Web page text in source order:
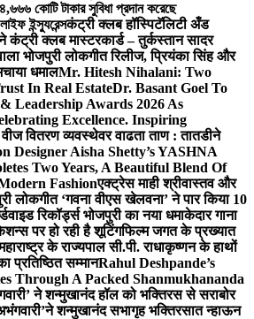
কোটি টাকার সুবিধা প্রদান করেছে
ইন্স্যুরেন্সकंट्री क्लब हॉस्पिटॅलिटी अँड
कंट्री क्लब मास्टरकार्ड – तुर्कस्तान सादर
भोजपुरी लोकगीत रिलीज, प्रियंका सिंह और
धमालMr. Hitesh Nihalani: Two
In Real EstateDr. Basant Goel To
Leadership Awards 2026 As
Excellence. Inspiring
वीज वितरण व्यवस्थेवर वाढता ताण : तातडीने
Designer Aisha Shetty’s YASHNA
Two Years, A Beautiful Blend Of
Fashionएक्ट्रेस माही श्रीवास्तव और
लोकगीत ‘गवना वीएस खेलवना’ ने पार किया 10
रिकॉर्ड्स भोजपुरी का नया धमाकेदार गाना
पर हो रही है शूटिंगफिल्म जगत के प्रख्यात
के राज्यपाल सी.पी. राधाकृष्णन के हाथों
प्रतिष्ठित सम्मानRahul Deshpande’s
Through A Packed Shanmukhananda
ने शन्मुखानंद हॉल को भक्तिरस से सराबोर
शन्मुखानंद सभागृह भक्तिरसात न्हाऊन